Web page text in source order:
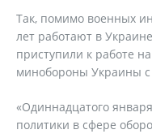
Так, помимо военных
лет работают в
приступили к работе
минобороны Украины с
«Одиннадцатого
политики в сфере